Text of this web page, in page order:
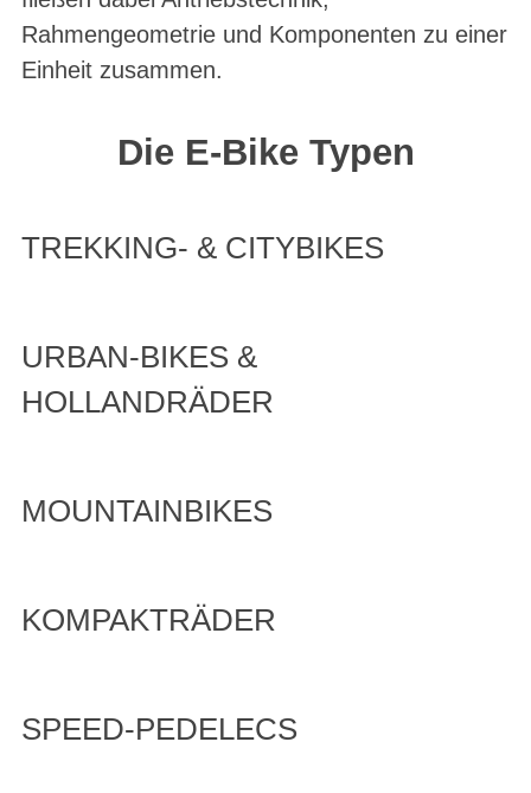
Rahmengeometrie und Komponenten zu einer
Einheit zusammen.
Die E-Bike Typen
TREKKING- & CITYBIKES
URBAN-BIKES &
HOLLANDRÄDER
MOUNTAINBIKES
KOMPAKTRÄDER
SPEED-PEDELECS